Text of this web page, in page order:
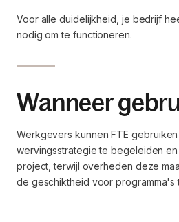
Voor alle duidelijkheid, je bedrijf
nodig om te functioneren.
Wanneer
Werkgevers kunnen FTE gebruiken
wervingsstrategie te begeleiden
project, terwijl overheden deze
de geschiktheid voor programma's